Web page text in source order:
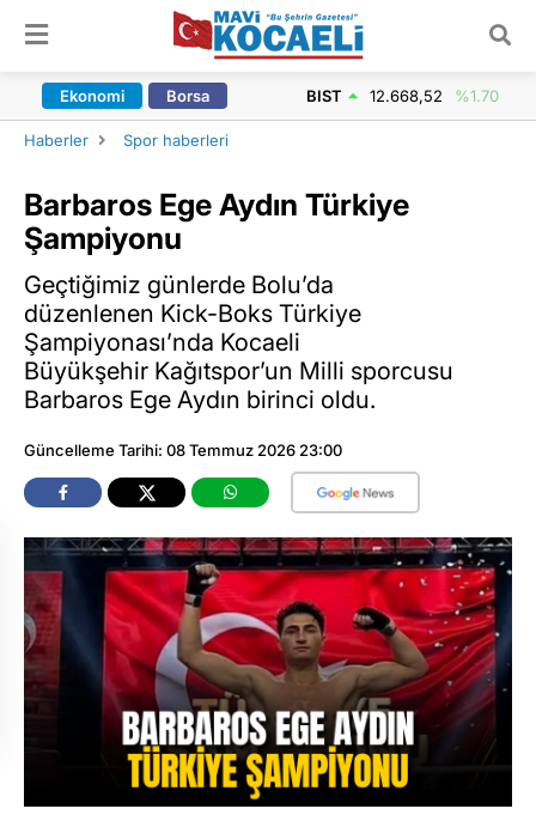
Ekonomi Borsa BIST 12.668,52 %1.70
Haberler Spor haberleri
Barbaros Ege Aydın Türkiye
Şampiyonu
Geçtiğimiz günlerde Bolu’da
düzenlenen Kick-Boks Türkiye
Şampiyonası’nda Kocaeli
Büyükşehir Kağıtspor’un Milli sporcusu
Barbaros Ege Aydın birinci oldu.
Güncelleme Tarihi: 08 Temmuz 2026 23:00